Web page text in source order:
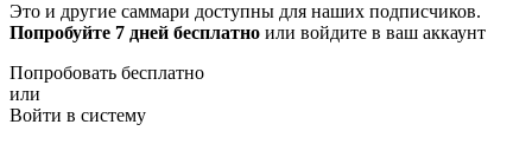
Это и другие саммари доступны для наших подписчиков.
Попробуйте 7 дней бесплатно или войдите в ваш аккаунт
Попробовать бесплатно
или
Войти в систему